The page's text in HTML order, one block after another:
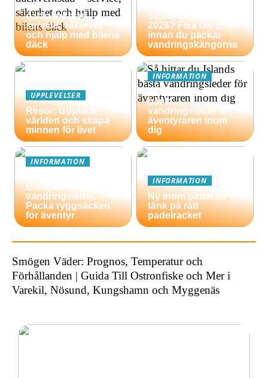
Så väljer du rätt
däckverkstad –
service, säkerhet
och hjälp med bilens
däck
Storbritannien
2026? Fixa UK ETA
innan du packar
vandringskängorna
UPPLEVELSER
Resor: Upptäck
världen och skapa
minnen för livet
INFORMATION
Så hittar du Islands
bästa
vandringsleder för
äventyraren inom
dig
INFORMATION
Europas bästa
vandringsleder:
Packa ryggsäcken
för äventyr
INFORMATION
Ny inom padel så
tänk på rätt
padelracket
Smögen Väder: Prognos, Temperatur och
Förhållanden | Guida Till Ostronfiske och Mer i
Varekil, Nösund, Kungshamn och Myggenäs